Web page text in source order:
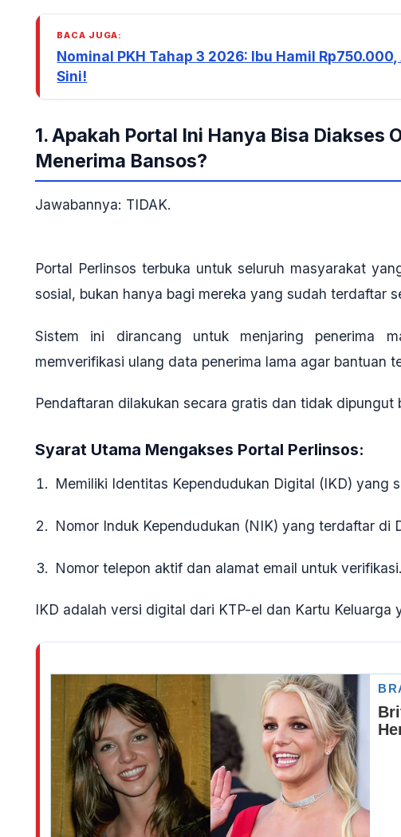
BACA JUGA:
Nominal PKH Tahap 3 2026: Ibu Hamil
Sini!
1. Apakah Portal Ini Hanya Bisa Diakses
Menerima Bansos?
Jawabannya: TIDAK.
Portal Perlinsos terbuka untuk seluruh masyarakat
sosial, bukan hanya bagi mereka yang sudah terdaftar
Sistem ini dirancang untuk menjaring penerima
memverifikasi ulang data penerima lama agar bantuan
Pendaftaran dilakukan secara gratis dan tidak dipungut
Syarat Utama Mengakses Portal Perlinsos:
Memiliki Identitas Kependudukan Digital (IKD) yang
Nomor Induk Kependudukan (NIK) yang terdaftar di
Nomor telepon aktifdan alamat email untuk verifikasi.
IKD adalah versi digital dari KTP-el dan Kartu Keluarga